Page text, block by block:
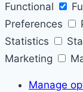
Functional
Preferences
Statistics
Marketing
Manage